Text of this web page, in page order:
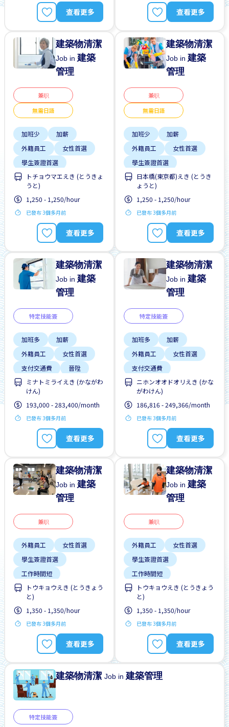
無經驗要求
查看更多 查看更多
建築物清潔
Job in 建築
管理
兼职
無需日語
加班少
加薪
外籍員工
女性首選
學生簽證首選
工作時間短
支付交通費
每週2-3天
トチョウマエえき (とうきょ
うと)
1,250 - 1,250/hour
已發布 3個多月前
查看更多
建築物清潔
Job in 建築
管理
兼职
無需日語
加班少
加薪
外籍員工
女性首選
學生簽證首選
工作時間短
支付交通費
每週2-3天
日本橋(東京都)えき (とうき
ょうと)
1,250 - 1,250/hour
已發布 3個多月前
查看更多
建築物清潔
Job in 建築
管理
特定技能簽
加班多
加薪
外籍員工
女性首選
支付交通費
晉陞
週末&節假日休息
靠近車站
ミナトミライえき (かながわ
けん)
193,000 - 283,400/month
已發布 3個多月前
查看更多
建築物清潔
Job in 建築
管理
特定技能簽
加班多
加薪
外籍員工
女性首選
支付交通費
週末&節假日休息
靠近車站
ニホンオオドオリえき (かな
がわけん)
186,816 - 249,366/month
已發布 3個多月前
查看更多
建築物清潔
Job in 建築
管理
兼职
外籍員工
女性首選
學生簽證首選
工作時間短
支付交通費
早班
無經驗要求
週末&節假日休息
トウキョウえき (とうきょう
と)
1,350 - 1,350/hour
已發布 3個多月前
查看更多
建築物清潔
Job in 建築
管理
兼职
外籍員工
女性首選
學生簽證首選
工作時間短
支付交通費
早班
無經驗要求
週末&節假日休息
トウキョウえき (とうきょう
と)
1,350 - 1,350/hour
已發布 3個多月前
查看更多
建築物清潔Job in 建築管理
特定技能簽